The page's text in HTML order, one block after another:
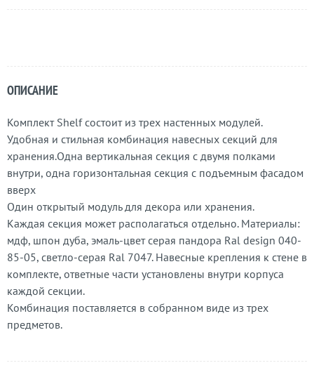
ОПИСАНИЕ
Комплект Shelf состоит из трех настенных модулей.
Удобная и стильная комбинация навесных секций для
хранения.Одна вертикальная секция с двумя полками
внутри, одна горизонтальная секция с подъемным фасадом
вверх
Один открытый модуль для декора или хранения.
Каждая секция может располагаться отдельно. Материалы:
мдф, шпон дуба, эмаль-цвет серая пандора Ral design 040-
85-05, светло-серая Ral 7047. Навесные крепления к стене в
комплекте, ответные части установлены внутри корпуса
каждой секции.
Комбинация поставляется в собранном виде из трех
предметов.